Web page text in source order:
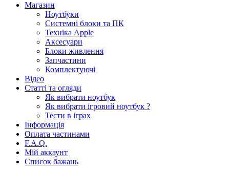
Магазин
Ноутбуки
Системні блоки та ПК
Техніка Apple
Аксесуари
Блоки живлення
Запчастини
Комплектуючі
Відео
Статті та огляди
Як вибрати ноутбук
Як вибрати ігровий ноутбук ?
Тести в іграх
Інформація
Оплата частинами
F.A.Q.
Мій аккаунт
Список бажань